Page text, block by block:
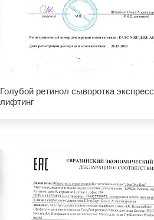
Голубой ретинол сыворотка экспресс
лифтинг